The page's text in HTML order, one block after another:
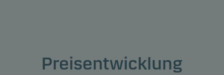
Preisentwicklung